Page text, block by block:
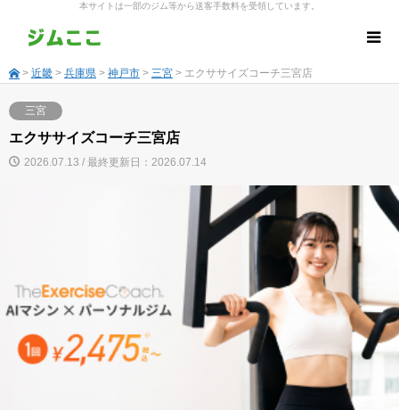
本サイトは一部のジム等から送客手数料を受領しています。
> 近畿 > 兵庫県 > 神戸市 > 三宮 > エクササイズコーチ三宮店
三宮
エクササイズコーチ三宮店
2026.07.13 / 最終更新日：2026.07.14